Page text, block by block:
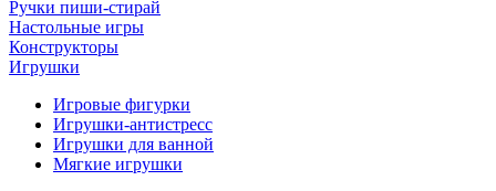
Ручки пиши-стирай
Настольные игры
Конструкторы
Игрушки
Игровые фигурки
Игрушки-антистресс
Игрушки для ванной
Мягкие игрушки